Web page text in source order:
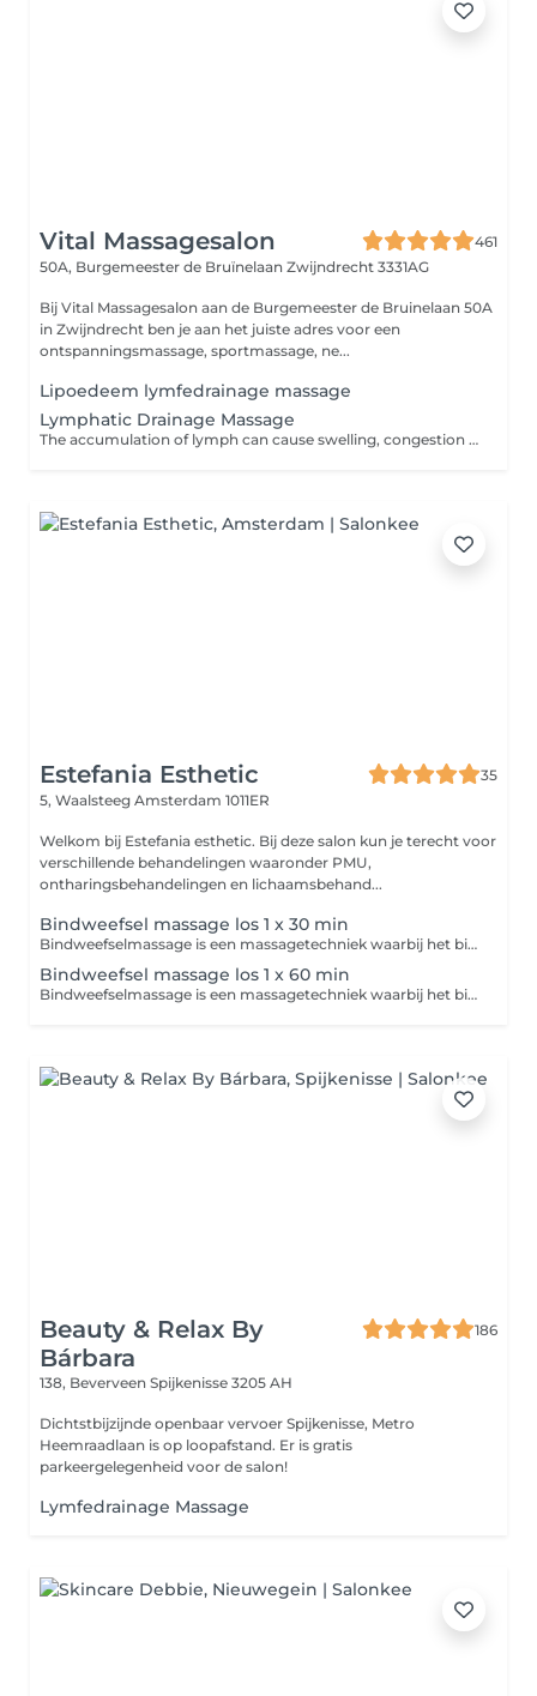
Vital Massagesalon
461
50A, Burgemeester de Bruïnelaan Zwijndrecht 3331AG
Bij Vital Massagesalon aan de Burgemeester de Bruinelaan 50A
in Zwijndrecht ben je aan het juiste adres voor een
ontspanningsmassage, sportmassage, ne...
Lipoedeem lymfedrainage massage
Lymphatic Drainage Massage
The accumulation of lymph can cause swelling, congestion and pain. Lymphatic drainage massage practitioners use gentle and precise strokes to encourage the flow of lymph. If you suffer from headaches or endless congestion consider treating your symptoms with a lymphatic drainage massage.
Estefania Esthetic
35
5, Waalsteeg Amsterdam 1011ER
Welkom bij Estefania esthetic. Bij deze salon kun je terecht voor
verschillende behandelingen waaronder PMU,
ontharingsbehandelingen en lichaamsbehand...
Bindweefsel massage los 1 x 30 min
Bindweefselmassage is een massagetechniek waarbij het bindweefsel (de huid en onderliggende lagen) wordt gestimuleerd met stevige, vaak wat trekkende bewegingen. Dit verbetert de doorbloeding, maakt verklevingen los en kan de huid en spieren soepeler maken. De massage kan soms gevoelig zijn, maar helpt het lichaam beter te herstellen en te ontspannen.
Bindweefsel massage los 1 x 60 min
Bindweefselmassage is een massagetechniek waarbij het bindweefsel (de huid en onderliggende lagen) wordt gestimuleerd met stevige, vaak wat trekkende bewegingen. Dit verbetert de doorbloeding, maakt verklevingen los en kan de huid en spieren soepeler maken. De massage kan soms gevoelig zijn, maar helpt het lichaam beter te herstellen en te ontspannen.
Beauty & Relax By
Bárbara
186
138, Beverveen Spijkenisse 3205 AH
Dichtstbijzijnde openbaar vervoer Spijkenisse, Metro
Heemraadlaan is op loopafstand. Er is gratis
parkeergelegenheid voor de salon!
Lymfedrainage Massage